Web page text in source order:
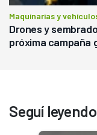
Maquinarias y
Drones y
próxima campaña
Seguí leyendo